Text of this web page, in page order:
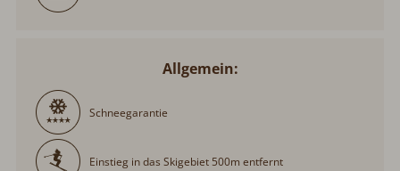
Allgemein:
Schneegarantie
Einstieg in das Skigebiet 500m entfernt